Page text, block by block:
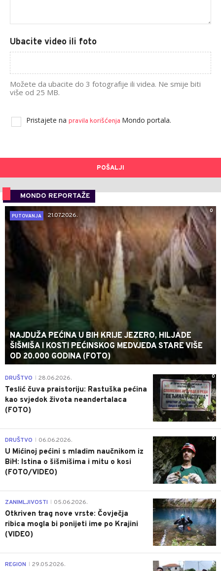
Ubacite video ili foto
Možete da ubacite do 3 fotografije ili videa. Ne smije biti
više od 25 MB.
Pristajete na pravila korišćenja Mondo portala.
POŠALJI
MONDO REPORTAŽE
0
PUTOVANJA
21.07.2026.
NAJDUŽA PEĆINA U BIH KRIJE JEZERO, HILJADE
ŠIŠMIŠA I KOSTI PEĆINSKOG MEDVJEDA STARE VIŠE
OD 20.000 GODINA (FOTO)
0
DRUŠTVO 28.06.2026.
Teslić čuva praistoriju: Rastuška pećina
kao svjedok života neandertalaca
(FOTO)
0
DRUŠTVO 06.06.2026.
U Mićinoj pećini s mladim naučnikom iz
BiH: Istina o šišmišima i mitu o kosi
(FOTO/VIDEO)
0
ZANIMLJIVOSTI 05.06.2026.
Otkriven trag nove vrste: Čovječja
ribica mogla bi ponijeti ime po Krajini
(VIDEO)
0
REGION 29.05.2026.